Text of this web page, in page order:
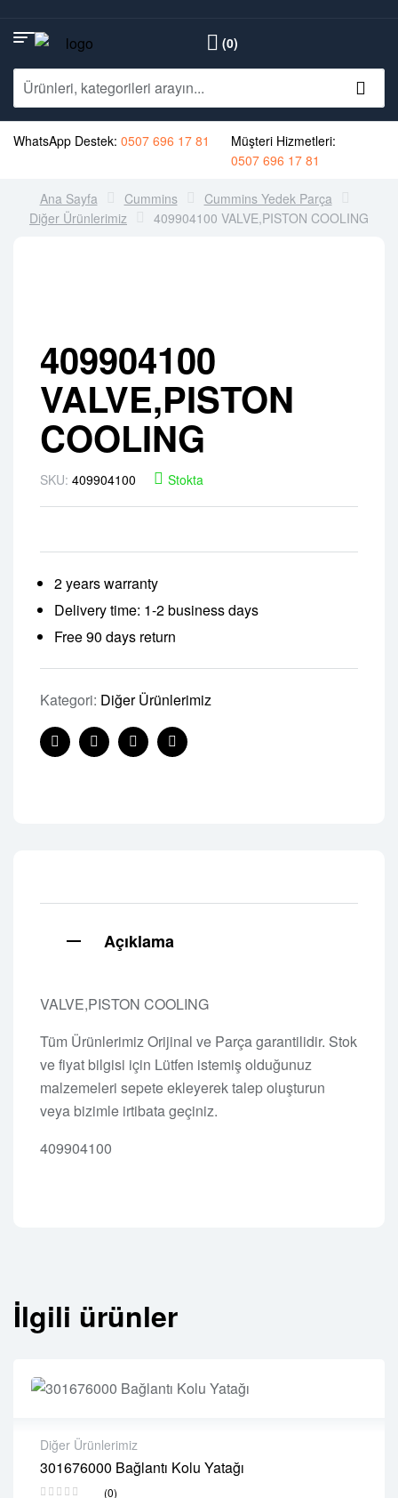
(0)
WhatsApp Destek: 0507 696 17 81
Müşteri Hizmetleri:
0507 696 17 81
Ana Sayfa Cummins
Cummins Yedek Parça
Diğer Ürünlerimiz
409904100 VALVE,PISTON COOLING
409904100
VALVE,PISTON
COOLING
SKU: 409904100 Stokta
2 years warranty
Delivery time: 1-2 business days
Free 90 days return
Kategori: Diğer Ürünlerimiz
FacebookTwitterLinkedinPinterest
Açıklama
VALVE,PISTON COOLING
Tüm Ürünlerimiz Orijinal ve Parça garantilidir. Stok
ve fiyat bilgisi için Lütfen istemiş olduğunuz
malzemeleri sepete ekleyerek talep oluşturun
veya bizimle irtibata geçiniz.
409904100
İlgili ürünler
Diğer Ürünlerimiz
301676000 Bağlantı Kolu Yatağı
(0)
2 years warranty
Delivery time: 1-2 business days